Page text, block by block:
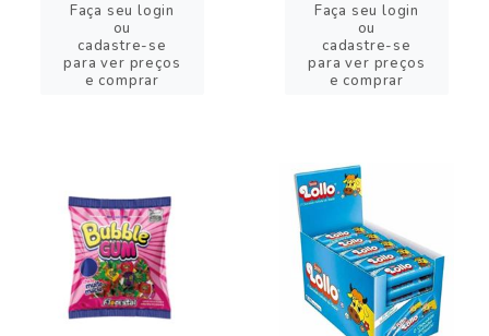
Faça seu login
ou
cadastre-se
para ver preços
e comprar
Faça seu login
ou
cadastre-se
para ver preços
e comprar